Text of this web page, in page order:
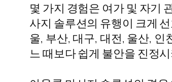
몇 가지 경험은 여가 및 자기
사지 솔루션의 유행이 크게
울, 부산, 대구, 대전, 울산, 인
느 때보다 쉽게 불안을 진정